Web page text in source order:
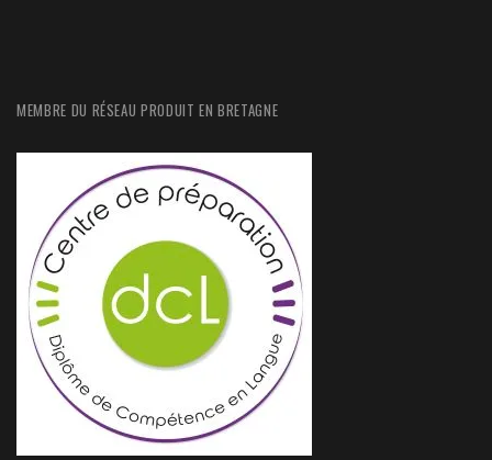
MEMBRE DU RÉSEAU PRODUIT EN BRETAGNE